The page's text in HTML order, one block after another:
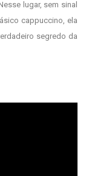
lugar, sem sinal
cappuccino, ela
segredo da